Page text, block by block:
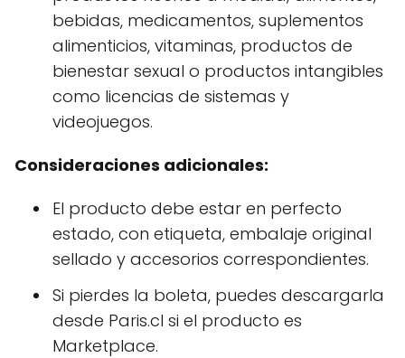
bebidas, medicamentos, suplementos
alimenticios, vitaminas, productos de
bienestar sexual o productos intangibles
como licencias de sistemas y
videojuegos.
Consideraciones adicionales:
El producto debe estar en perfecto
estado, con etiqueta, embalaje original
sellado y accesorios correspondientes.
Si pierdes la boleta, puedes descargarla
desde Paris.cl si el producto es
Marketplace.